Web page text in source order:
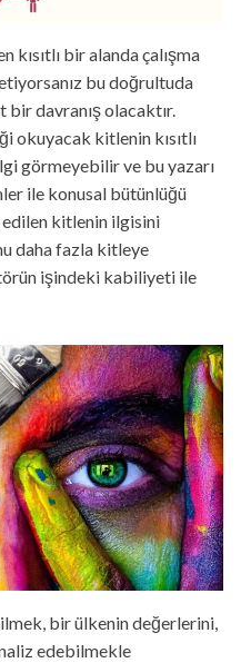
bir alanda çalışma
bu doğrultuda
bir davranış olacaktır.
okuyacak kitlenin kısıtlı
görmeyebilir ve bu yazarı
ile konusal bütünlüğü
kitlenin ilgisini
daha fazla kitleye
işindeki kabiliyeti ile
bir ülkenin değerlerini,
edebilmekle